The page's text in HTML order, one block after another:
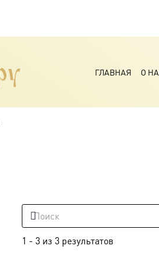
ГЛАВНАЯ О
1 - 3 из 3 результатов